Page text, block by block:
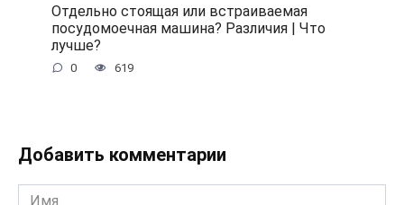
Отдельно стоящая или встраиваемая
посудомоечная машина? Различия | Что
лучше?
0 619
Добавить комментарии
Имя